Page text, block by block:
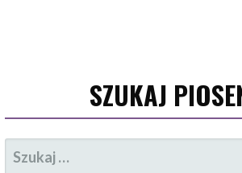
SZUKAJ
SZUKAJ: